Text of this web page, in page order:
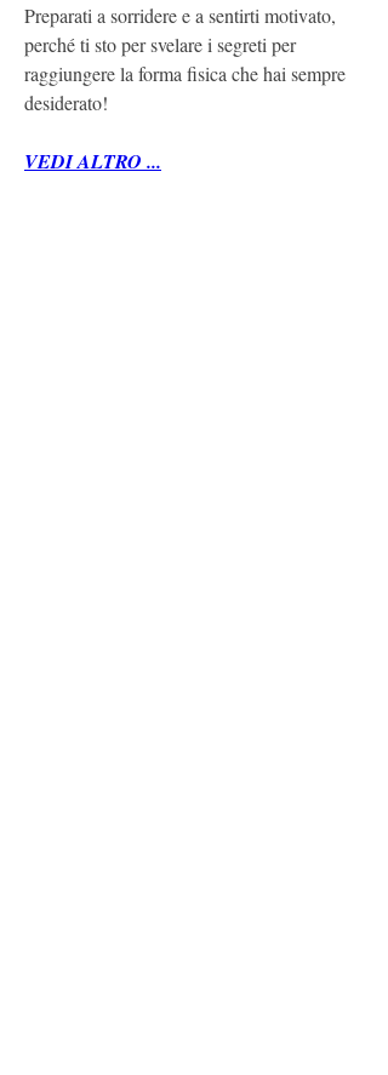
Preparati a sorridere e a sentirti motivato,
perché ti sto per svelare i segreti per
raggiungere la forma fisica che hai sempre
desiderato!
VEDI ALTRO ...